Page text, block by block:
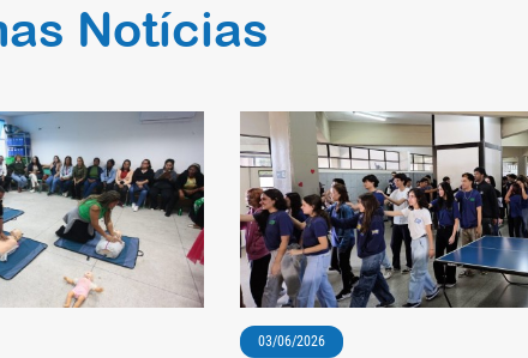
Notícias
03/06/2026